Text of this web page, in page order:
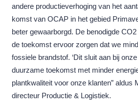
andere productieverhoging van het
komst van OCAP in het gebied
beter gewaarborgd. De benodigde
de toekomst ervoor zorgen dat we
fossiele brandstof. ‘Dit sluit aan bij
duurzame toekomst met minder
plantkwaliteit voor onze klanten” aldus
directeur Productie & Logistiek.